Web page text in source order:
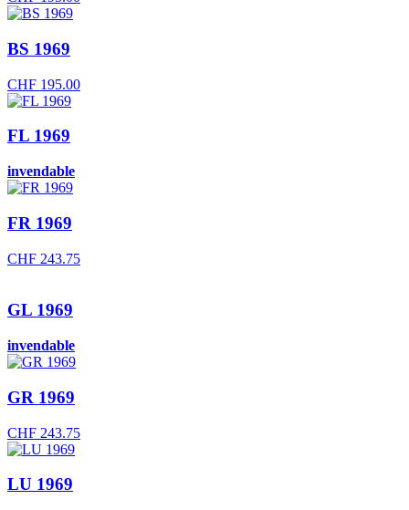
BS 1969
CHF 195.00
FL 1969
invendable
FR 1969
CHF 243.75
GL 1969
invendable
GR 1969
CHF 243.75
LU 1969